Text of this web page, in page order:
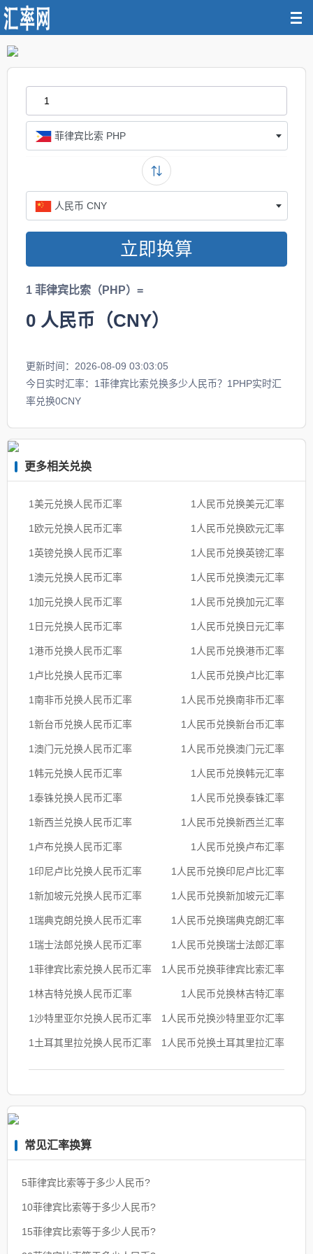
菲律宾比索 PHP
人民币 CNY
立即换算
1 菲律宾比索（PHP）=
0 人民币（CNY）
更新时间：2026-08-09 03:03:05
今日实时汇率：1菲律宾比索兑换多少人民币？1PHP实时汇
率兑换0CNY
更多相关兑换
1美元兑换人民币汇率 1人民币兑换美元汇率
1欧元兑换人民币汇率 1人民币兑换欧元汇率
1英镑兑换人民币汇率 1人民币兑换英镑汇率
1澳元兑换人民币汇率 1人民币兑换澳元汇率
1加元兑换人民币汇率 1人民币兑换加元汇率
1日元兑换人民币汇率 1人民币兑换日元汇率
1港币兑换人民币汇率 1人民币兑换港币汇率
1卢比兑换人民币汇率 1人民币兑换卢比汇率
1南非币兑换人民币汇率 1人民币兑换南非币汇率
1新台币兑换人民币汇率 1人民币兑换新台币汇率
1澳门元兑换人民币汇率 1人民币兑换澳门元汇率
1韩元兑换人民币汇率 1人民币兑换韩元汇率
1泰铢兑换人民币汇率 1人民币兑换泰铢汇率
1新西兰兑换人民币汇率 1人民币兑换新西兰汇率
1卢布兑换人民币汇率 1人民币兑换卢布汇率
1印尼卢比兑换人民币汇率 1人民币兑换印尼卢比汇率
1新加坡元兑换人民币汇率 1人民币兑换新加坡元汇率
1瑞典克朗兑换人民币汇率 1人民币兑换瑞典克朗汇率
1瑞士法郎兑换人民币汇率 1人民币兑换瑞士法郎汇率
1菲律宾比索兑换人民币汇率 1人民币兑换菲律宾比索汇率
1林吉特兑换人民币汇率 1人民币兑换林吉特汇率
1沙特里亚尔兑换人民币汇率 1人民币兑换沙特里亚尔汇率
1土耳其里拉兑换人民币汇率 1人民币兑换土耳其里拉汇率
常见汇率换算
5菲律宾比索等于多少人民币?
10菲律宾比索等于多少人民币?
15菲律宾比索等于多少人民币?